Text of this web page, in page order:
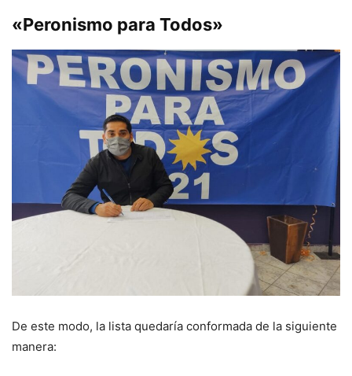
«Peronismo para Todos»
De este modo, la lista quedaría conformada de la siguiente
manera: